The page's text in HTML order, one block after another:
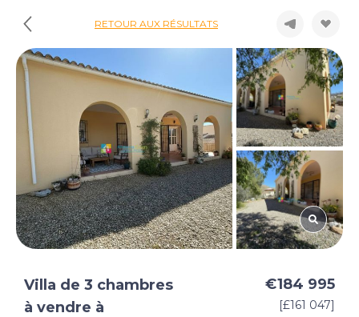
RETOUR AUX RÉSULTATS
Villa de 3 chambres
à vendre à
€184 995
[£161 047]